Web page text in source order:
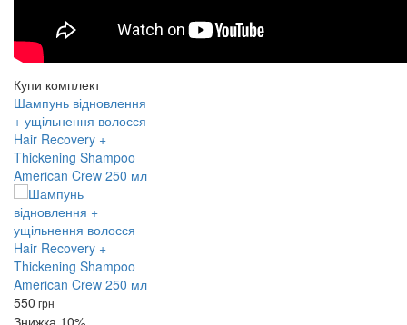
Купи комплект
Шампунь відновлення
+ ущільнення волосся
Hair Recovery +
Thickening Shampoo
American Crew 250 мл
550 грн
Знижка 10%